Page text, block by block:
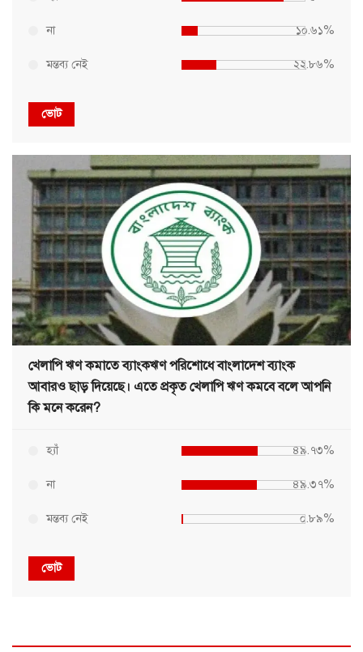
না ১০.৬১%
মন্তব্য নেই ২২.৮৬%
ভোট
খেলাপি ঋণ কমাতে ব্যাংকঋণ পরিশোধে বাংলাদেশ ব্যাংক
আবারও ছাড় দিয়েছে। এতে প্রকৃত খেলাপি ঋণ কমবে বলে আপনি
কি মনে করেন?
হ্যাঁ ৪৯.৭৩%
না ৪৯.৩৭%
মন্তব্য নেই ০.৮৯%
ভোট